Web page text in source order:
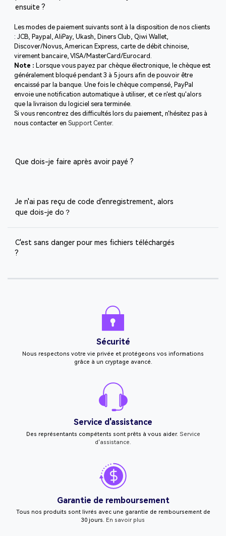
ensuite ?
Les modes de paiement suivants sont à la disposition de nos clients
: JCB, Paypal, AliPay, Ukash, Diners Club, Qiwi Wallet,
Discover/Novus, American Express, carte de débit chinoise,
virement bancaire, VISA/MasterCard/Eurocard.
Note :
Lorsque vous payez par chèque électronique, le chèque est
généralement bloqué pendant 3 à 5 jours afin de pouvoir être
encaissé par la banque. Une fois le chèque compensé, PayPal
envoie une notification automatique à utiliser, et ce n'est qu'alors
que la livraison du logiciel sera terminée.
Si vous rencontrez des difficultés lors du paiement, n'hésitez pas à
nous contacter en Support Center.
Que dois-je faire après avoir payé ?
Je n'ai pas reçu de code d'enregistrement, alors
que dois-je do？
C'est sans danger pour mes fichiers téléchargés
?
Sécurité
Nous respectons votre vie privée et protégeons vos informations
grâce à un cryptage avancé.
Service d'assistance
Des représentants compétents sont prêts à vous aider. Service
d'assistance.
Garantie de remboursement
Tous nos produits sont livrés avec une garantie de remboursement de
30 jours. En savoir plus